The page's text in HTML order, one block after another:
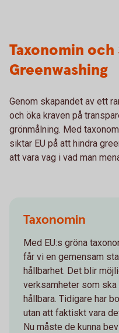
Taxonomin och
Greenwashing
Genom skapandet av ett
och öka kraven på
grönmålning. Med
siktar EU på att hindra
att vara vag i vad man
Taxonomin
Med EU:s gröna
får vi en gemensam
hållbarhet. Det blir
verksamheter som
hållbara. Tidigare har
utan att faktiskt vara
Nu måste de kunna